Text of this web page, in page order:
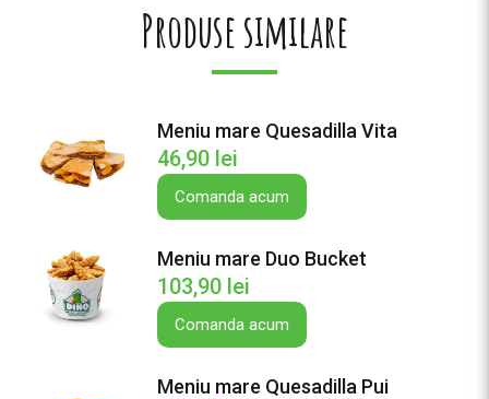
Produse similare
Meniu mare Quesadilla Vita
46,90 lei
Comanda acum
Meniu mare Duo Bucket
103,90 lei
Comanda acum
Meniu mare Quesadilla Pui